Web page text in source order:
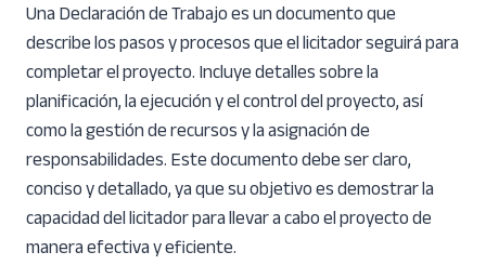
Una Declaración de Trabajo es un documento que
describe los pasos y procesos que el licitador seguirá para
completar el proyecto. Incluye detalles sobre la
planificación, la ejecución y el control del proyecto, así
como la gestión de recursos y la asignación de
responsabilidades. Este documento debe ser claro,
conciso y detallado, ya que su objetivo es demostrar la
capacidad del licitador para llevar a cabo el proyecto de
manera efectiva y eficiente.